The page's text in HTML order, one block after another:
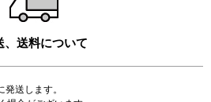
、送料について
送します。